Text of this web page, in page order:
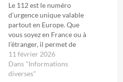
Le 112 est le numéro
d’urgence unique valable
partout en Europe. Que
vous soyez en France ou à
l’étranger, il permet de
contacter gratuitement les
services de secours
24h/24 et 7j/7. 👉Incendie
11 février 2026
Dans "Informations
diverses"